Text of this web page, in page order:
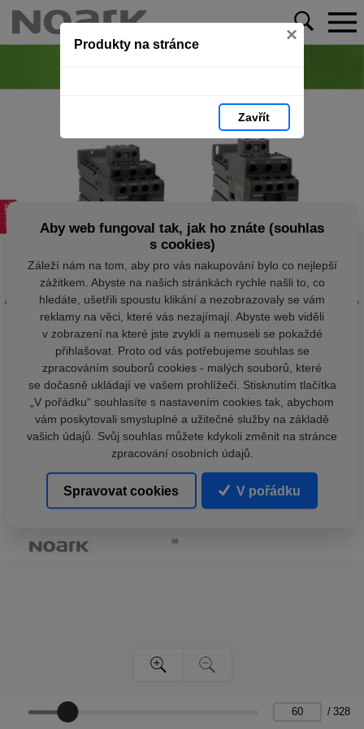
Produkty na stránce ×
Zavřít
/ 328
Aby web fungoval tak, jak ho znáte (souhlas
s cookies)
Záleží nám na tom, aby pro vás nakupování bylo co nejlepší
zážitkem. Abyste na našich stránkách rychle našli to, co
hledáte, ušetřili spoustu klikání a nezobrazovaly se vám
reklamy na věci, které vás nezajímají. Abyste web viděli
v zobrazení na které jste zvyklí a nemuseli se pokaždé
přihlašovat. Proto od vás potřebujeme souhlas se
zpracováním souborů cookies - malých souborů, které
se dočasně ukládají ve vašem prohlížeči. Stisknutím tlačítka
„V pořádku“ souhlasíte s nastavením cookies tak, abychom
vám poskytovali smysluplné a užitečné služby na základě
vašich údajů. Svůj souhlas můžete kdykoli změnit na stránce
zpracování osobních údajů.
Spravovat cookies V pořádku